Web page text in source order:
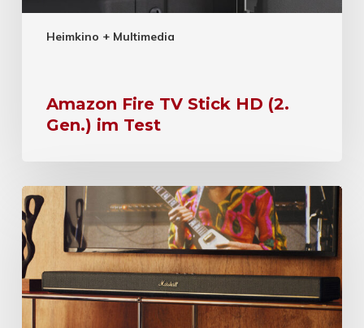
Heimkino + Multimedia
Amazon Fire TV Stick HD (2.
Gen.) im Test